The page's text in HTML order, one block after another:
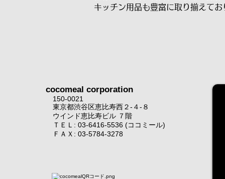
キッチン用品も豊富に取り揃えてお
cocomeal corporation
150-0021
東京都渋谷区恵比寿西２-４-８
ウインド恵比寿ビル ７階
ＴＥＬ: 03-6416-5536 (ココミール)
ＦＡＸ: 03-5784-3278